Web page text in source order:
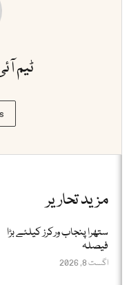
ٹیم
مزید تحاریر
ستھرا پنجاب ورکرز کیلئے بڑا
فیصلہ
اگست 8, 2026